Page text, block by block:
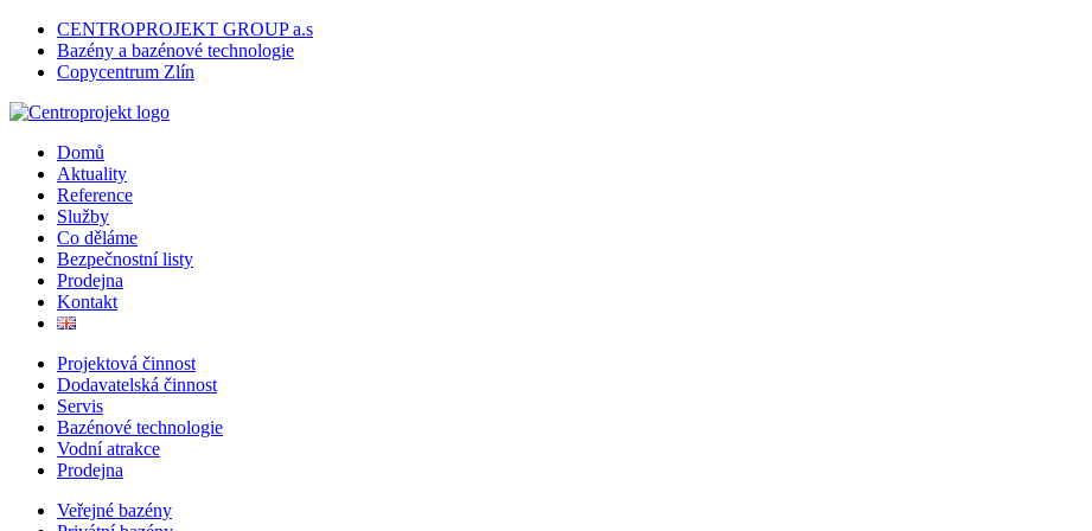
CENTROPROJEKT GROUP a.s
Bazény a bazénové technologie
Copycentrum Zlín
Domů
Aktuality
Reference
Služby
Co děláme
Bezpečnostní listy
Prodejna
Kontakt
Projektová činnost
Dodavatelská činnost
Servis
Bazénové technologie
Vodní atrakce
Prodejna
Veřejné bazény